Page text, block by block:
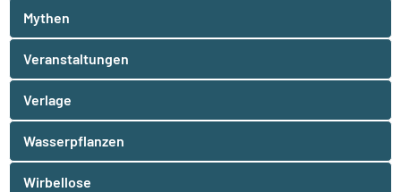
Mythen
Veranstaltungen
Verlage
Wasserpflanzen
Wirbellose